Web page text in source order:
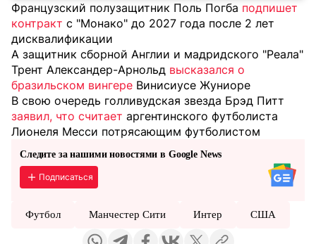
Французский полузащитник Поль Погба подпишет
контракт с "Монако" до 2027 года после 2 лет
дисквалификации
А защитник сборной Англии и мадридского "Реала"
Трент Александер-Арнольд высказался о
бразильском вингере Винисиусе Жуниоре
В свою очередь голливудская звезда Брэд Питт
заявил, что считает аргентинского футболиста
Лионеля Месси потрясающим футболистом
Следите за нашими новостями в Google News
Подписаться
Футбол Манчестер Сити Интер США